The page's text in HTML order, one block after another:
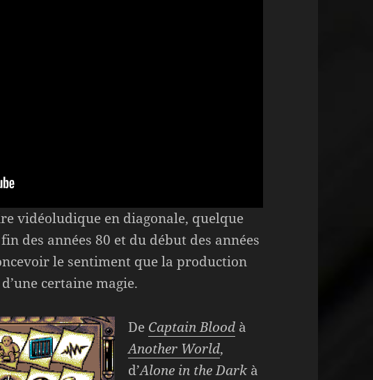
vidéoludique en diagonale, quelque
des années 80 et du début des années
le sentiment que la production
certaine magie.
De Captain Blood à
Another World,
d’Alone in the Darkà